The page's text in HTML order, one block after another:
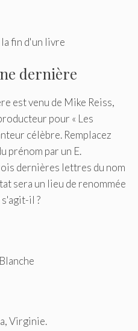
fin d'un livre
dernière
est venu de Mike Reiss,
pour « Les
célèbre. Remplacez
prénom par un E.
dernières lettres du nom
sera un lieu de renommée
il ?
Virginie.